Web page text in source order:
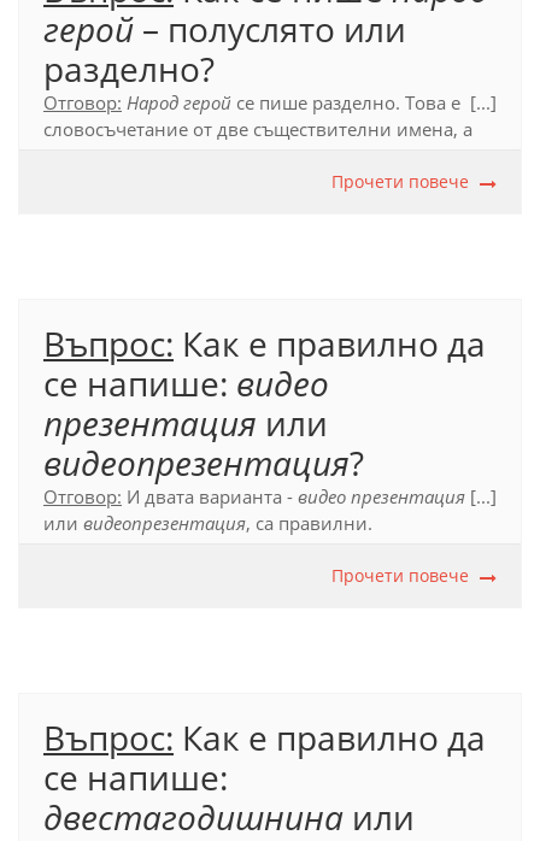
герой – полуслято или
разделно?
Отговор: Народ герой се пише разделно. Това е
словосъчетание от две съществителни имена, а
[...]
Прочети повече
Въпрос: Как е правилно да
се напише: видео
презентация или
видеопрезентация?
Отговор: И двата варианта - видео презентация
или видеопрезентация, са правилни.
Официален правописен речник (2012), т. 53.4.1.1.
[...]
Прочети повече
Въпрос: Как е правилно да
се напише:
двестагодишнина или